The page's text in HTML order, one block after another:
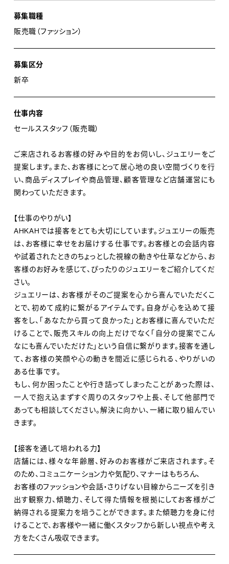
年からは新たなコレクションとしてAHKAH
signature（アーカー シグネチャー）を発表しました。
AHKAHのものづくりに息づく「繊細」さと、グローバルに
活躍するクリエイティブディレクターの「大胆」な感性が、
これまでにない新たなファインジュエリーを創造してい
AHKAH signatureはAHKAHの新たなアイコンとして、ブ
ランドのファンの方々はもちろん、今までAHKAHに触れ
ることが無かった新たなお客様にも高い支持を得ていま
【Keyword 2 グローバル展開】
2019年以降、アジアの主要マーケットである上海、北京、
香港、台北、シンガポールに出店、ヨーロッパではパリの
百貨店”Le Bon Marche”での展開を強化しました。また、
ロンドンにあるセレクトショップ”Dover Street Market
London”や、パリの百貨店”Printemps Haussmann”
“Samaritaine”での展開も開始しました。パリではプレス
プレゼンテーションも実施しています。
このチャレンジを支えるのは、多くはジュエリー業界未経
験からスタートした20代、30代の若手社員です。
進化を続けるブランドで、自身が成長とブランドの進化を
実感しませんか？
募集職種
販売職（ファッション）
募集区分
新卒
仕事内容
セールススタッフ（販売職）
ご来店されるお客様の好みや目的をお伺いし、ジュエリーをご
提案します。また、お客様にとって居心地の良い空間づくりを行
い、商品ディスプレイや商品管理、顧客管理など店舗運営にも
関わっていただきます。
【仕事のやりがい】
AHKAHでは接客をとても大切にしています。ジュエリーの販売
は、お客様に幸せをお届けする仕事です。お客様との会話内容
や試着されたときのちょっとした視線の動きや仕草などから、お
客様のお好みを感じて、ぴったりのジュエリーをご紹介してくだ
さい。
ジュエリーは、お客様がそのご提案を心から喜んでいただくこ
とで、初めて成約に繋がるアイテムです。自身が心を込めて接
客をし、「あなたから買って良かった」とお客様に喜んでいただ
けることで、販売スキルの向上だけでなく「自分の提案でこん
なにも喜んでいただけた」という自信に繋がります。接客を通し
て、お客様の笑顔や心の動きを間近に感じられる、やりがいの
ある仕事です。
もし、何か困ったことや行き詰ってしまったことがあった際は、
一人で抱え込まずすぐ周りのスタッフや上長、そして他部門で
あっても相談してください。解決に向かい、一緒に取り組んでい
きます。
【接客を通して培われる力】
店舗には、様々な年齢層、好みのお客様がご来店されます。そ
のため、コミュニケーション力や気配り、マナーはもちろん、
お客様のファッションや会話・さりげない目線からニーズを引き
出す観察力、傾聴力、そして得た情報を根拠にしてお客様がご
納得される提案力を培うことができます。また傾聴力を身に付
けることで、お客様や一緒に働くスタッフから新しい視点や考え
方をたくさん吸収できます。